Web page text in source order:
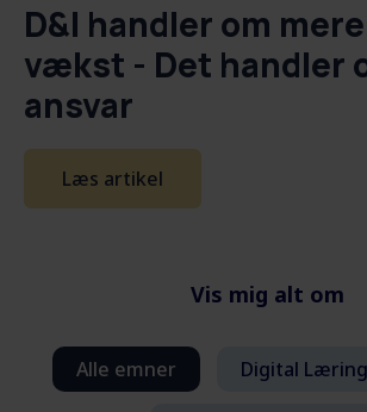
D&I handler om
vækst - Det handler
ansvar
Læs artikel
Vis mig alt om
Alle emner Digital